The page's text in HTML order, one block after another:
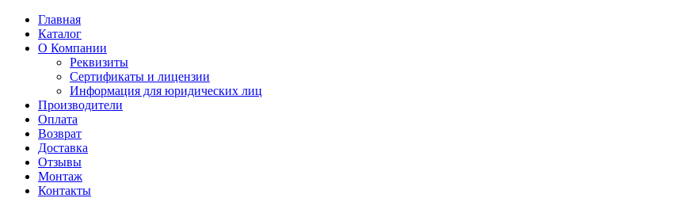
Главная
Каталог
О Компании
Реквизиты
Сертификаты и лицензии
Информация для юридических лиц
Производители
Оплата
Возврат
Доставка
Отзывы
Монтаж
Контакты